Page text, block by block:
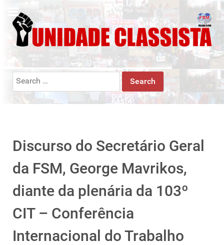
Search
Discurso do Secretário Geral
da FSM, George Mavrikos,
diante da plenária da 103º
CIT – Conferência
Internacional do Trabalho